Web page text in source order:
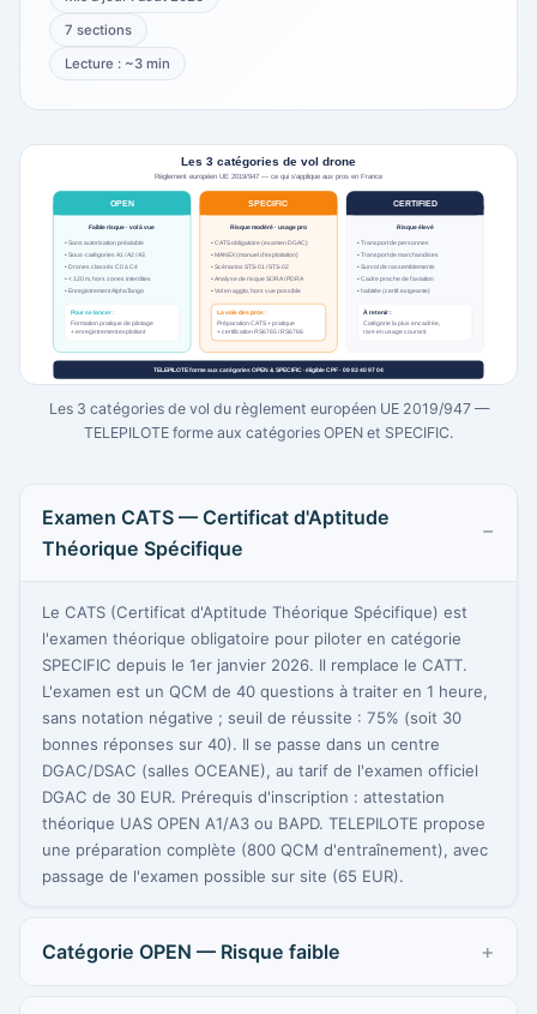
7 sections
Lecture : ~3 min
Les 3 catégories de vol du règlement européen UE 2019/947 —
TELEPILOTE forme aux catégories OPEN et SPECIFIC.
Examen CATS — Certificat d'Aptitude
Théorique Spécifique
Le CATS (Certificat d'Aptitude Théorique Spécifique) est
l'examen théorique obligatoire pour piloter en catégorie
SPECIFIC depuis le 1er janvier 2026. Il remplace le CATT.
L'examen est un QCM de 40 questions à traiter en 1 heure,
sans notation négative ; seuil de réussite : 75% (soit 30
bonnes réponses sur 40). Il se passe dans un centre
DGAC/DSAC (salles OCEANE), au tarif de l'examen officiel
DGAC de 30 EUR. Prérequis d'inscription : attestation
théorique UAS OPEN A1/A3 ou BAPD. TELEPILOTE propose
une préparation complète (800 QCM d'entraînement), avec
passage de l'examen possible sur site (65 EUR).
Catégorie OPEN — Risque faible